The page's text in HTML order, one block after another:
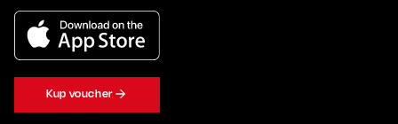
Kup voucher